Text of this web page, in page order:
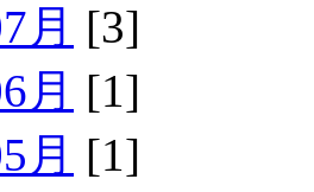
月 [3]
月 [1]
月 [1]